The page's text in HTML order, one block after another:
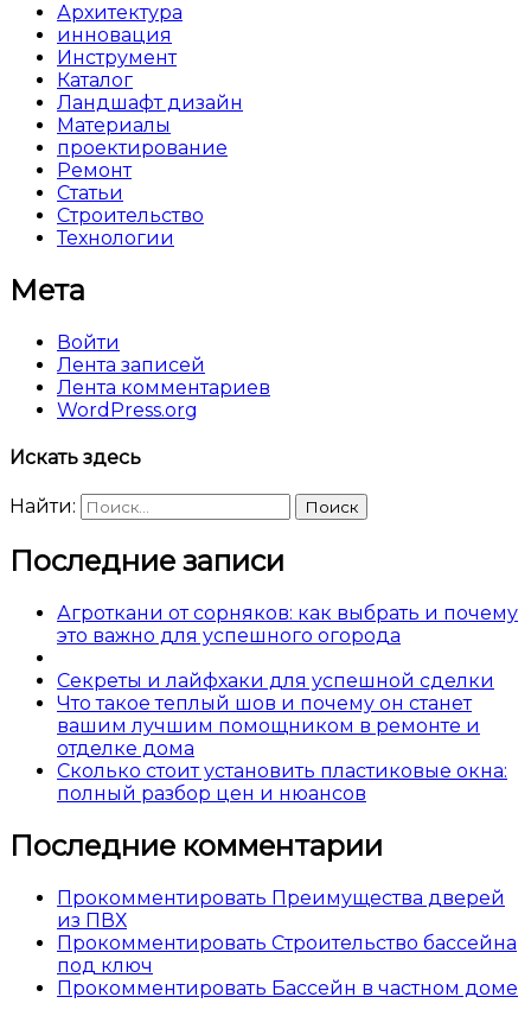
Архитектура
инновация
Инструмент
Каталог
Ландшафт дизайн
Материалы
проектирование
Ремонт
Статьи
Строительство
Технологии
Мета
Войти
Лента записей
Лента комментариев
WordPress.org
Искать здесь
Найти:
Последние записи
Агроткани от сорняков: как выбрать и почему
это важно для успешного огорода
Секреты и лайфхаки для успешной сделки
Что такое теплый шов и почему он станет
вашим лучшим помощником в ремонте и
отделке дома
Сколько стоит установить пластиковые окна:
полный разбор цен и нюансов
Последние комментарии
Прокомментировать Преимущества дверей
из ПВХ
Прокомментировать Строительство бассейна
под ключ
Прокомментировать Бассейн в частном доме